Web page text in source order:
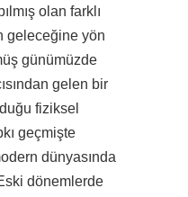
olan farklı
geleceğine yön
günümüzde
gelen bir
fiziksel
geçmişte
dünyasında
dönemlerde